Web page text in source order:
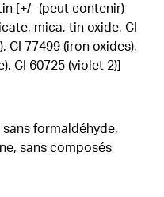
[+/- (peut contenir)
mica, tin oxide, CI
CI 77499 (iron oxides),
CI 60725 (violet 2)]
formaldéhyde,
sans composés